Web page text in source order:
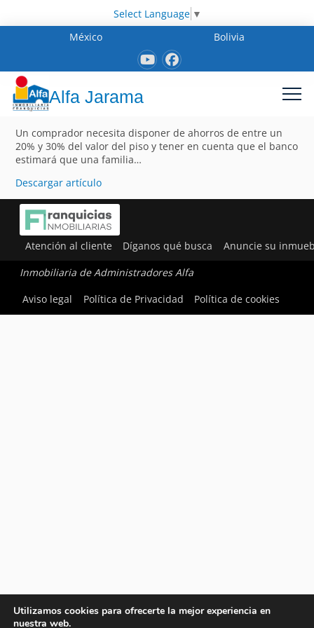
Select Language ▼
México
Bolivia
Alfa Jarama
Un comprador necesita disponer de ahorros de entre un
20% y 30% del valor del piso y tener en cuenta que el banco
estimará que una familia…
Descargar artículo
Atención al cliente Díganos qué busca Anuncie su
Inmobiliaria de Administradores Alfa
Aviso legal
Política de Privacidad Política de cookies
Utilizamos cookies para ofrecerte la mejor experiencia en
nuestra web.